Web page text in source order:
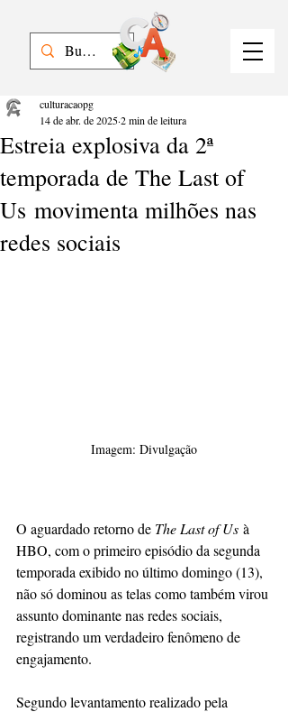
Estreia explosiva da 2ª
temporada de The Last of
Us movimenta milhões nas
redes sociais
culturacaopg
14 de abr. de 20252 min de leitura
Imagem: Divulgação
O aguardado retorno de The Last of Us à
HBO, com o primeiro episódio da segunda
temporada exibido no último domingo (13),
não só dominou as telas como também virou
assunto dominante nas redes sociais,
registrando um verdadeiro fenômeno de
engajamento.
Segundo levantamento realizado pela